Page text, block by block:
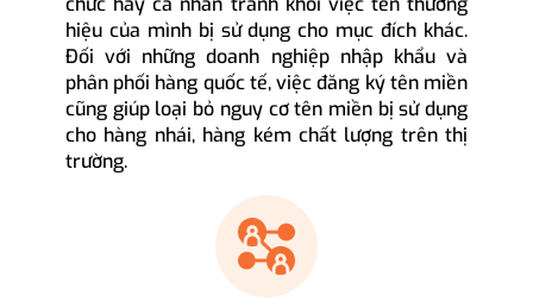
hiệu của mình bị sử dụng cho mục đích khác.
Đối với những doanh nghiệp nhập khẩu và
phân phối hàng quốc tế, việc đăng ký tên miền
cũng giúp loại bỏ nguy cơ tên miền bị sử dụng
cho hàng nhái, hàng kém chất lượng trên thị
trường.